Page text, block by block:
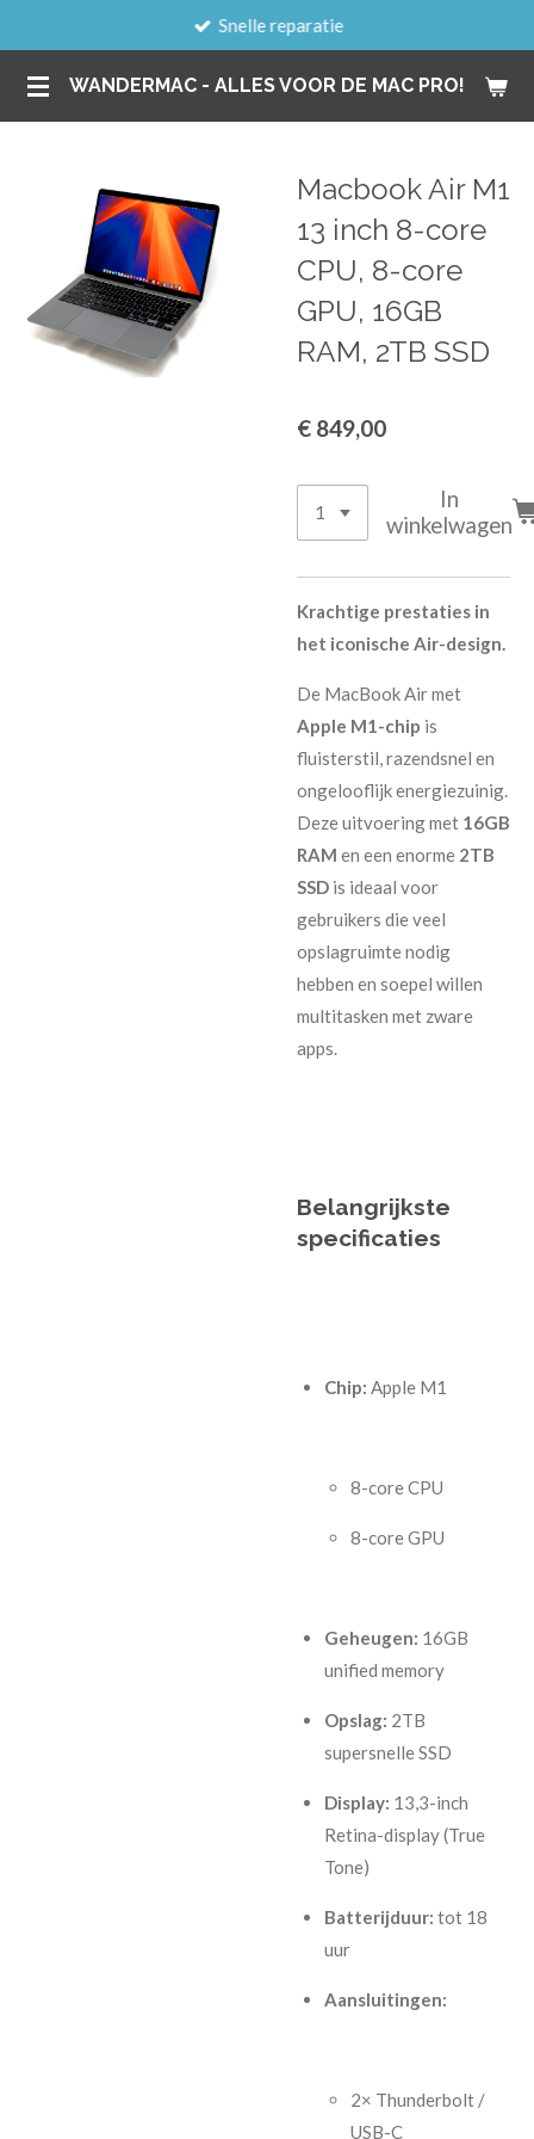
naar
de
WANDERMAC - ALLES VOOR DE MAC PRO!
Snelle reparatie
Macbook Air M1
13 inch 8-core
CPU, 8-core
GPU, 16GB
RAM, 2TB SSD
€ 849,00
In
winkelwagen
Krachtige prestaties in
het iconische Air-design.
De MacBook Air met
Apple M1-chip is
fluisterstil, razendsnel en
ongelooflijk energiezuinig.
Deze uitvoering met 16GB
RAM en een enorme 2TB
SSD is ideaal voor
gebruikers die veel
opslagruimte nodig
hebben en soepel willen
multitasken met zware
apps.
Belangrijkste
specificaties
Chip: Apple M1
8-core CPU
8-core GPU
Geheugen: 16GB
unified memory
Opslag: 2TB
supersnelle SSD
Display: 13,3-inch
Retina-display (True
Tone)
Batterijduur: tot 18
uur
Aansluitingen:
2× Thunderbolt /
USB-C